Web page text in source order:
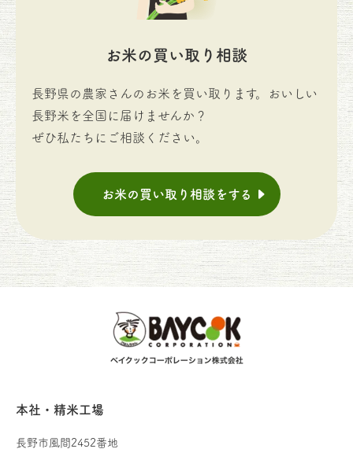
お米の買い取り相談
長野県の農家さんのお米を買い取ります。おいしい
長野米を全国に届けませんか？
ぜひ私たちにご相談ください。
お米の買い取り相談をする
本社・精米工場
長野市風間2452番地